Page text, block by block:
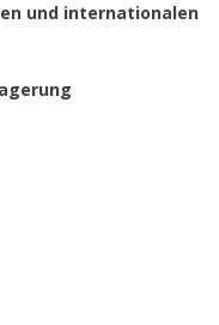
und internationalen